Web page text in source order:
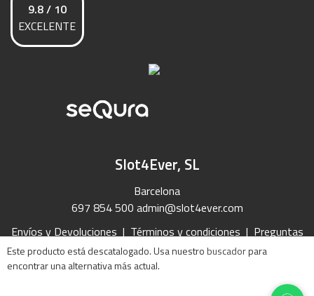
Este producto está descatalogado. Usa nuestrobuscadorpara
encontrar una alternativa más actual.
9.8 / 10
EXCELENTE
Slot4Ever, SL
Barcelona
697 854 500 admin@slot4ever.com
Envíos y Devoluciones | Términos y condiciones | Preguntas
Frecuentes| Contacto
Aviso Legal